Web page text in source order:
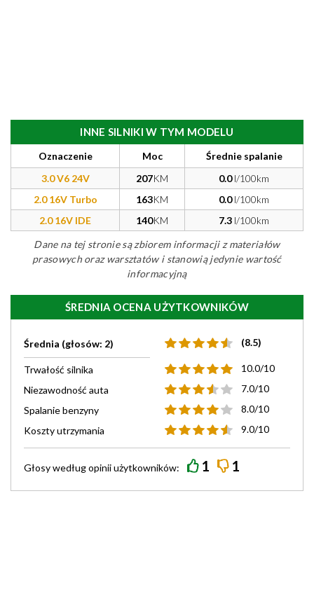
INNE SILNIKI W TYM MODELU
Oznaczenie Moc
Średnie spalanie
3.0 V6 24V
207KM 0.0l/100km
2.0 16V Turbo
163KM 0.0l/100km
2.0 16V IDE
140KM 7.3 l/100km
Dane na tej stronie są zbiorem informacji z materiałów
prasowych oraz warsztatów i stanowią jedynie wartość
informacyjną
ŚREDNIA OCENA UŻYTKOWNIKÓW
Średnia (głosów: 2) (8.5)
Trwałość silnika
10.0/10
Niezawodność auta
7.0/10
Spalanie benzyny
8.0/10
Koszty utrzymania
9.0/10
Głosy wedługopiniiużytkowników: 1 1